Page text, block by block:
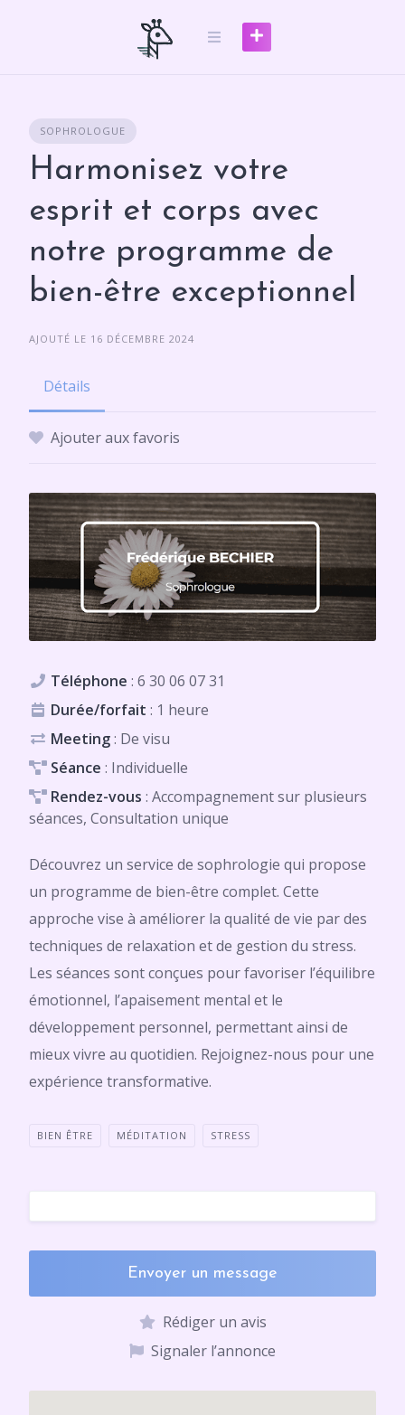
SOPHROLOGUE
Harmonisez votre
esprit et corps avec
notre programme de
bien-être exceptionnel
AJOUTÉ LE 16 DÉCEMBRE 2024
Détails
Ajouter aux favoris
Téléphone : 6 30 06 07 31
Durée/forfait : 1 heure
Meeting: De visu
Séance : Individuelle
Rendez-vous : Accompagnement sur plusieurs
séances, Consultation unique
Découvrez un service de sophrologie qui propose
un programme de bien-être complet. Cette
approche vise à améliorer la qualité de vie par des
techniques de relaxation et de gestion du stress.
Les séances sont conçues pour favoriser l’équilibre
émotionnel, l’apaisement mental et le
développement personnel, permettant ainsi de
mieux vivre au quotidien. Rejoignez-nous pour une
expérience transformative.
BIEN ÊTRE MÉDITATION STRESS
Envoyer un message
Rédiger un avis
Signaler l’annonce